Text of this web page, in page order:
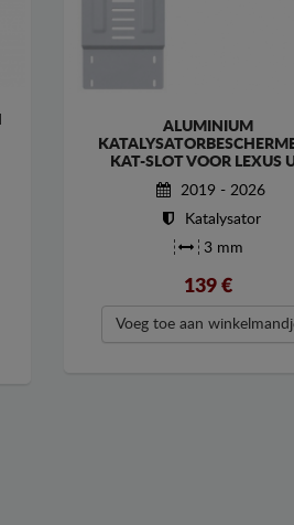
ALUMINIUM
KAT-SLOT VOOR LEXUS
2019 - 2026
Katalysator
3 mm
139 €
Voeg toe aan